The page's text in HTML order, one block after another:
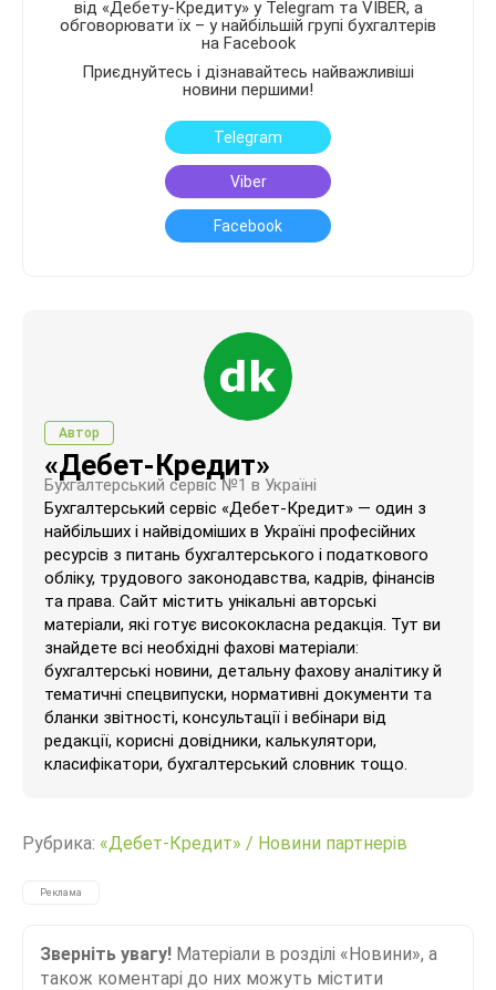
від «Дебету-Кредиту» у Telegram та VIBER, а
обговорювати їх – у найбільшій групі бухгалтерів
на Facebook
Приєднуйтесь і дізнавайтесь найважливіші
новини першими!
Telegram
Viber
Facebook
Автор
«Дебет-Кредит»
Бухгалтерський сервіс №1 в Україні
Бухгалтерський сервіс «Дебет-Кредит» — один з
найбільших і найвідоміших в Україні професійних
ресурсів з питань бухгалтерського і податкового
обліку, трудового законодавства, кадрів, фінансів
та права. Сайт містить унікальні авторські
матеріали, які готує висококласна редакція. Тут ви
знайдете всі необхідні фахові матеріали:
бухгалтерські новини, детальну фахову аналітику й
тематичні спецвипуски, нормативні документи та
бланки звітності, консультації і вебінари від
редакції, корисні довідники, калькулятори,
класифікатори, бухгалтерський словник тощо.
Рубрика: «Дебет-Кредит» / Новини партнерів
Реклама
Зверніть увагу! Матеріали в розділі «Новини», а
також коментарі до них можуть містити